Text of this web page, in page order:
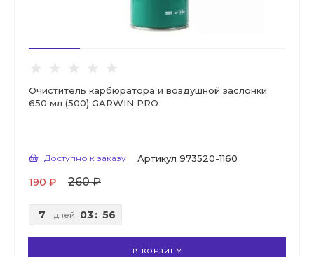
Очиститель карбюратора и воздушной заслонки
650 мл (500) GARWIN PRO
Доступно к заказу Артикул 973520-1160
190 ₽ 260 ₽
7 дней 03: 56
В КОРЗИНУ